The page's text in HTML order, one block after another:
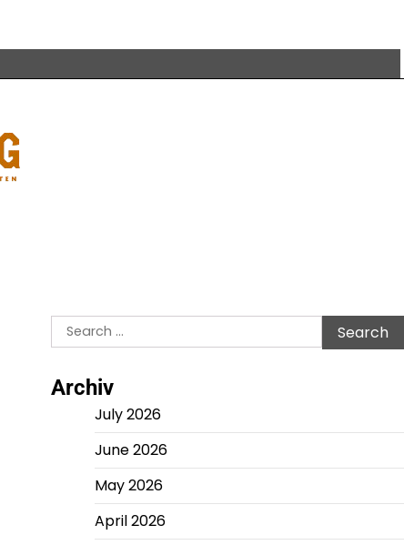
Search
for:
Archiv
July 2026
June 2026
May 2026
April 2026